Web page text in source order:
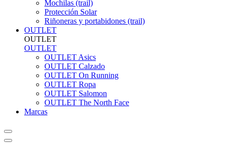
Mochilas (trail)
Protección Solar
Riñoneras y portabidones (trail)
OUTLET
OUTLET
OUTLET
OUTLET Asics
OUTLET Calzado
OUTLET On Running
OUTLET Ropa
OUTLET Salomon
OUTLET The North Face
Marcas